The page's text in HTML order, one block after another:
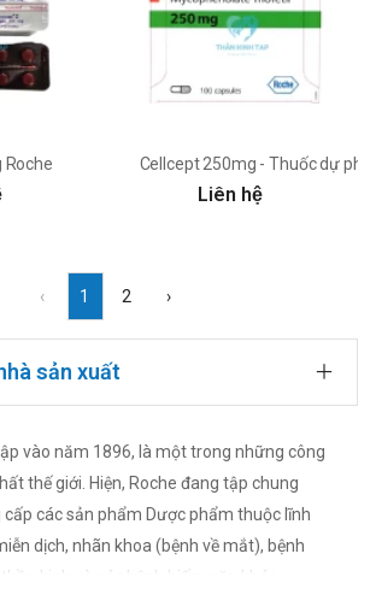
Roche Cellcept 250mg - Thuốc dự
Liên hệ
‹ 1 2 ›
sản xuất
vào năm 1896, là một trong những công
thế giới. Hiện, Roche đang tập chung
các sản phẩm Dược phẩm thuộc lĩnh
dịch, nhãn khoa (bệnh về mắt), bệnh
kinh và các bệnh hiếm gặp khác.